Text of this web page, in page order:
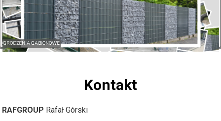
OGRODZENIA GABIONOWE
Kontakt
RAFGROUP Rafał Górski